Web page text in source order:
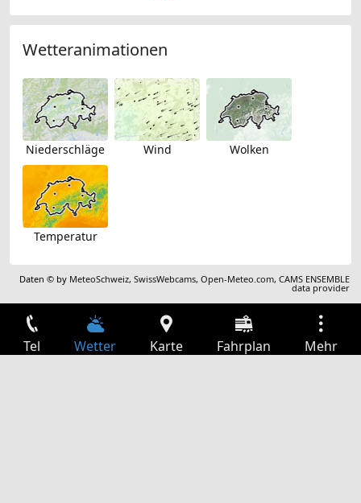
Wetteranimationen
Niederschläge Wind Wolken
Temperatur
Daten © by MeteoSchweiz,SwissWebcams,Open-Meteo.com,CAMS ENSEMBLE
data provider
Tel Wetter Karte Fahrplan Mehr